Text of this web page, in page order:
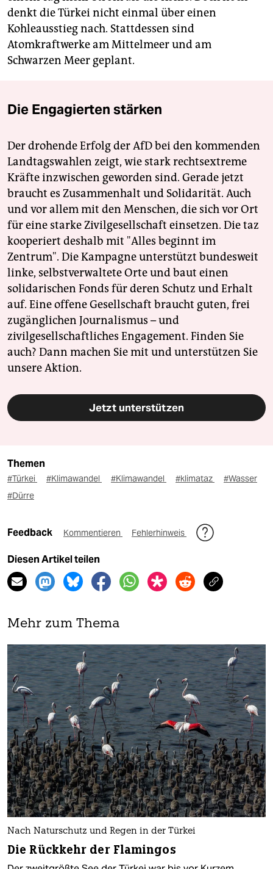
denkt die Türkei nicht einmal über einen
Kohleausstieg nach. Stattdessen sind
Atomkraftwerke am Mittelmeer und am
Schwarzen Meer geplant.
Die Engagierten stärken
Der drohende Erfolg der AfD bei den kommenden
Landtagswahlen zeigt, wie stark rechtsextreme
Kräfte inzwischen geworden sind. Gerade jetzt
braucht es Zusammenhalt und Solidarität. Auch
und vor allem mit den Menschen, die sich vor Ort
für eine starke Zivilgesellschaft einsetzen. Die taz
kooperiert deshalb mit "Alles beginnt im
Zentrum". Die Kampagne unterstützt bundesweit
linke, selbstverwaltete Orte und baut einen
solidarischen Fonds für deren Schutz und Erhalt
auf. Eine offene Gesellschaft braucht guten, frei
zugänglichen Journalismus – und
zivilgesellschaftliches Engagement. Finden Sie
auch? Dann machen Sie mit und unterstützen Sie
unsere Aktion.
Jetzt unterstützen
Themen
#Türkei #Klimawandel #Klimawandel #klimataz
#Wasser
#Dürre
Feedback Kommentieren Fehlerhinweis
Diesen Artikel teilen
Mehr zum Thema
Nach Naturschutz und Regen in der Türkei
Die Rückkehr der Flamingos